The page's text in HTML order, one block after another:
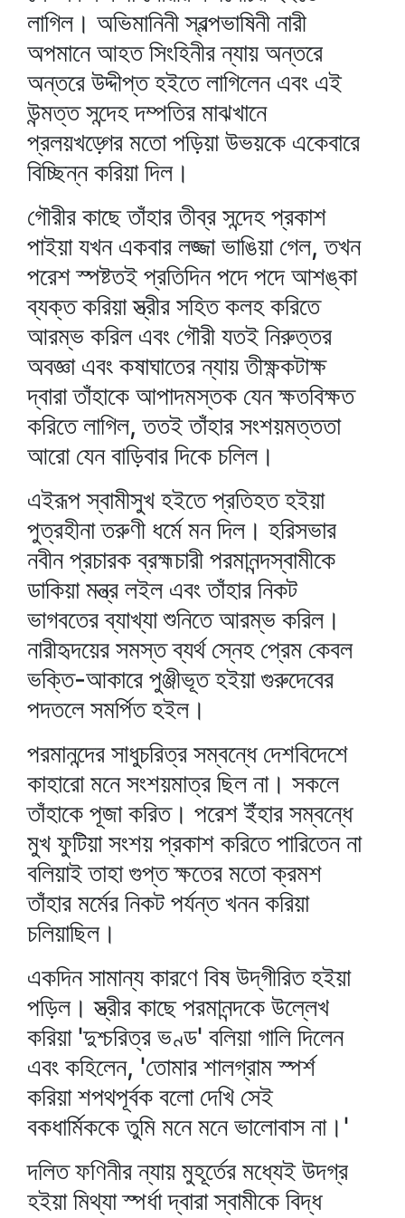
লাগিল। অভিমানিনী স্বল্পভাষিনী নারী
অপমানে আহত সিংহিনীর ন্যায় অন্তরে
অন্তরে উদ্দীপ্ত হইতে লাগিলেন এবং এই
উন্মত্ত সন্দেহ দম্পতির মাঝখানে
প্রলয়খড়্গের মতো পড়িয়া উভয়কে একেবারে
বিচ্ছিন্ন করিয়া দিল।
গৌরীর কাছে তাঁহার তীব্র সন্দেহ প্রকাশ
পাইয়া যখন একবার লজ্জা ভাঙিয়া গেল, তখন
পরেশ স্পষ্টতই প্রতিদিন পদে পদে আশঙ্কা
ব্যক্ত করিয়া স্ত্রীর সহিত কলহ করিতে
আরম্ভ করিল এবং গৌরী যতই নিরুত্তর
অবজ্ঞা এবং কষাঘাতের ন্যায় তীক্ষ্ণকটাক্ষ
দ্বারা তাঁহাকে আপাদমস্তক যেন ক্ষতবিক্ষত
করিতে লাগিল, ততই তাঁহার সংশয়মত্ততা
আরো যেন বাড়িবার দিকে চলিল।
এইরূপ স্বামীসুখ হইতে প্রতিহত হইয়া
পুত্রহীনা তরুণী ধর্মে মন দিল। হরিসভার
নবীন প্রচারক ব্রহ্মচারী পরমানন্দস্বামীকে
ডাকিয়া মন্ত্র লইল এবং তাঁহার নিকট
ভাগবতের ব্যাখ্যা শুনিতে আরম্ভ করিল।
নারীহৃদয়ের সমস্ত ব্যর্থ স্নেহ প্রেম কেবল
ভক্তি-আকারে পুঞ্জীভূত হইয়া গুরুদেবের
পদতলে সমর্পিত হইল।
পরমানন্দের সাধুচরিত্র সম্বন্ধে দেশবিদেশে
কাহারো মনে সংশয়মাত্র ছিল না। সকলে
তাঁহাকে পূজা করিত। পরেশ ইঁহার সম্বন্ধে
মুখ ফুটিয়া সংশয় প্রকাশ করিতে পারিতেন না
বলিয়াই তাহা গুপ্ত ক্ষতের মতো ক্রমশ
তাঁহার মর্মের নিকট পর্যন্ত খনন করিয়া
চলিয়াছিল।
একদিন সামান্য কারণে বিষ উদ্‌গীরিত হইয়া
পড়িল। স্ত্রীর কাছে পরমানন্দকে উল্লেখ
করিয়া 'দুশ্চরিত্র ভণ্ড' বলিয়া গালি দিলেন
এবং কহিলেন, 'তোমার শালগ্রাম স্পর্শ
করিয়া শপথপূর্বক বলো দেখি সেই
বকধার্মিককে তুমি মনে মনে ভালোবাস না।'
দলিত ফণিনীর ন্যায় মুহূর্তের মধ্যেই উদগ্র
হইয়া মিথ্যা স্পর্ধা দ্বারা স্বামীকে বিদ্ধ